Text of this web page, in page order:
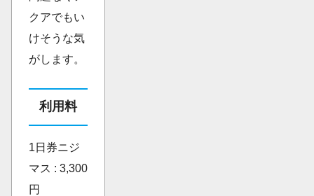
クアでもい
けそうな気
がします。
利用料
1日券ニジ
マス : 3,300
円